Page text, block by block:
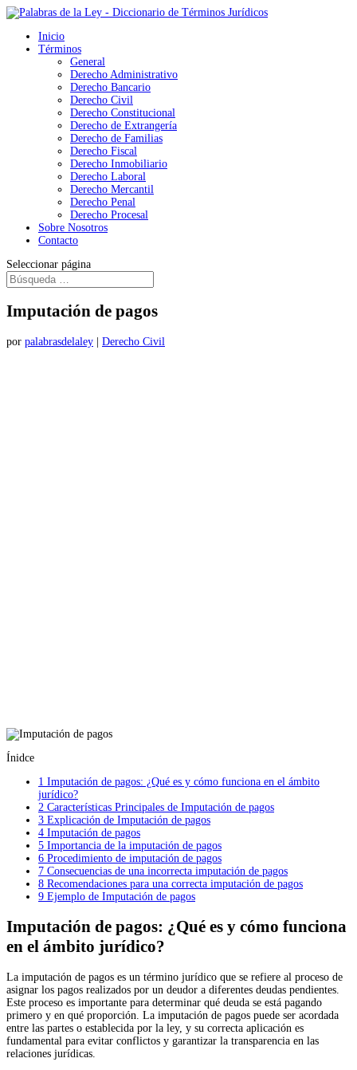
Inicio
Términos
General
Derecho Administrativo
Derecho Bancario
Derecho Civil
Derecho Constitucional
Derecho de Extrangería
Derecho de Familias
Derecho Fiscal
Derecho Inmobiliario
Derecho Laboral
Derecho Mercantil
Derecho Penal
Derecho Procesal
Sobre Nosotros
Contacto
Seleccionar página
Imputación de pagos
por palabrasdelaley Derecho Civil
Ínidce
1 Imputación de pagos: ¿Qué es y cómo funciona en el ámbito
jurídico?
2 Características Principales de Imputación de pagos
3 Explicación de Imputación de pagos
4 Imputación de pagos
5 Importancia de la imputación de pagos
6 Procedimiento de imputación de pagos
7 Consecuencias de una incorrecta imputación de pagos
8 Recomendaciones para una correcta imputación de pagos
9 Ejemplo de Imputación de pagos
Imputación de pagos: ¿Qué es y cómo funciona
en el ámbito jurídico?
La imputación de pagos es un término jurídico que se refiere al proceso de
asignar los pagos realizados por un deudor a diferentes deudas pendientes.
Este proceso es importante para determinar qué deuda se está pagando
primero y en qué proporción. La imputación de pagos puede ser acordada
entre las partes o establecida por la ley, y su correcta aplicación es
fundamental para evitar conflictos y garantizar la transparencia en las
relaciones jurídicas.